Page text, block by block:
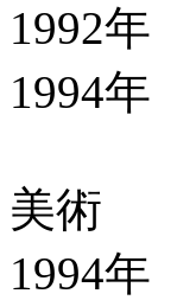
1992年
1994年
美術
1994年